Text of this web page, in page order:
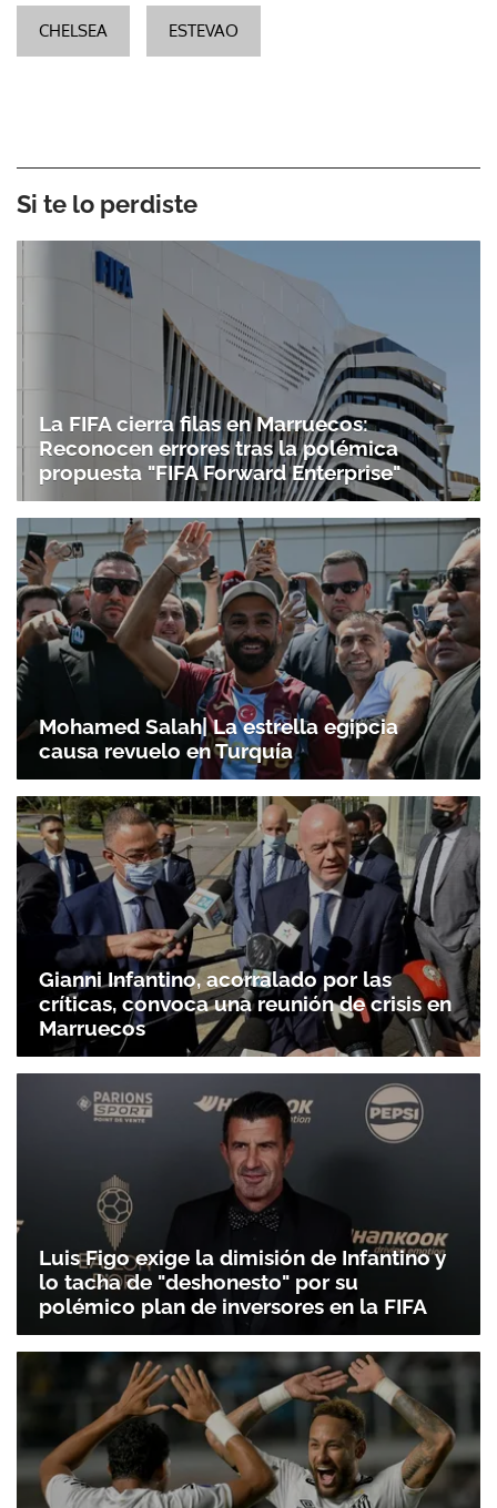
CHELSEA ESTEVAO
Si te lo perdiste
La FIFA cierra filas en Marruecos:
Reconocen errores tras la polémica
propuesta "FIFA Forward Enterprise"
Mohamed Salah| La estrella egipcia
causa revuelo en Turquía
Gianni Infantino, acorralado por las
críticas, convoca una reunión de crisis en
Marruecos
Luis Figo exige la dimisión de Infantino y
lo tacha de "deshonesto" por su
polémico plan de inversores en la FIFA